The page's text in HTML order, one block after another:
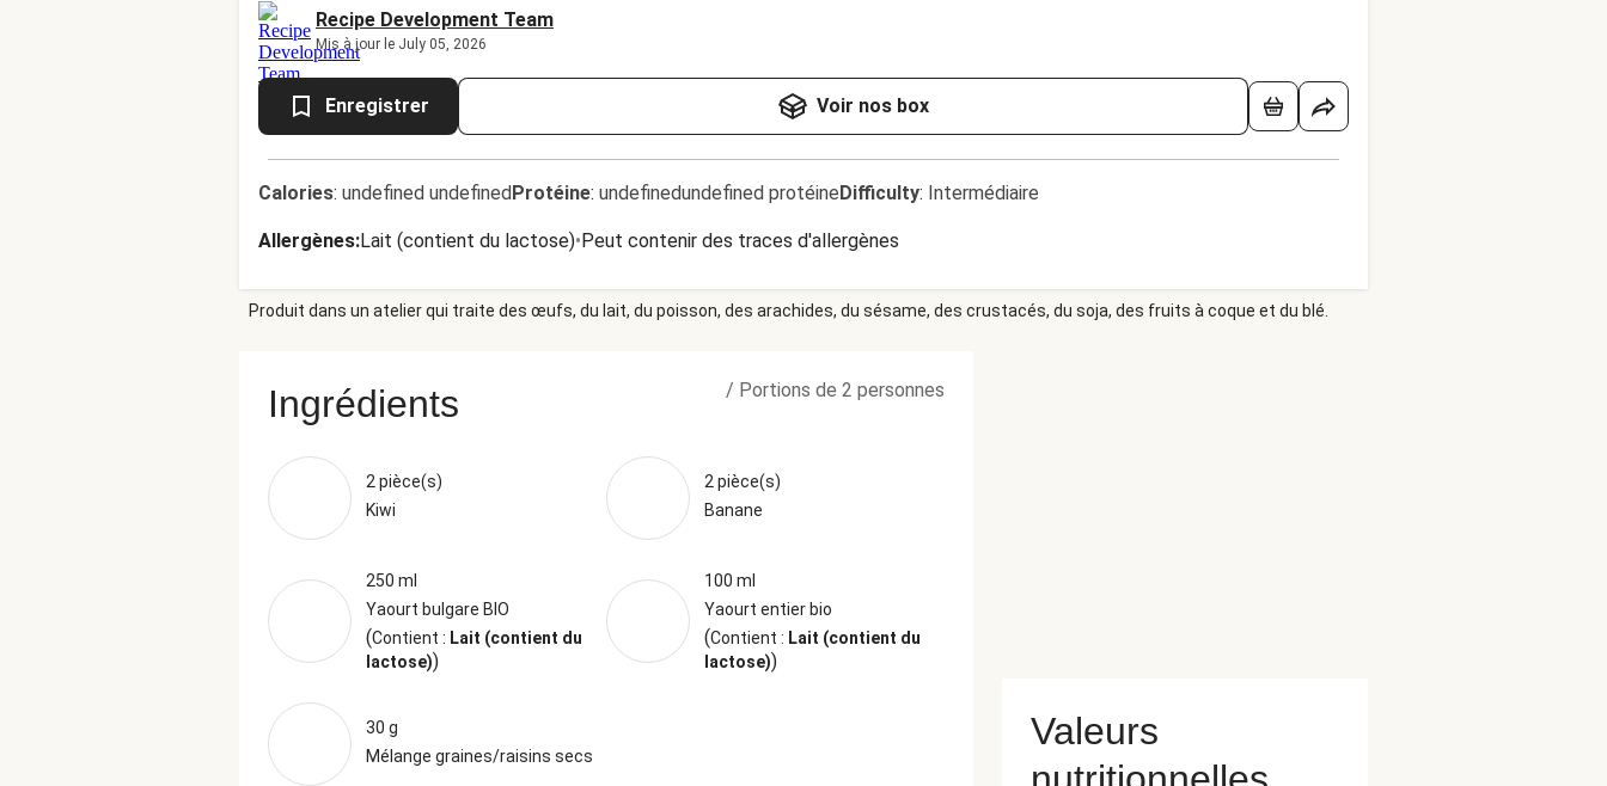
Recipe Development Team
Mis à jour le July 05, 2026
Enregistrer Voir nos box
Calories: undefined undefinedProtéine: undefinedundefined protéineDifficulty: Intermédiaire
Allergènes:Lait (contient du lactose)•Peut contenir des traces d'allergènes
Produit dans un atelier qui traite des œufs, du lait, du poisson, des arachides, du sésame, des crustacés, du soja, des fruits à coque et du blé.
Ingrédients / Portions de 2 personnes
2 pièce(s)
Kiwi
2 pièce(s)
Banane
250 ml
Yaourt bulgare BIO
(Contient : Lait (contient du
lactose))
100 ml
Yaourt entier bio
(Contient : Lait (contient du
lactose))
30 g
Mélange graines/raisins secs
Valeurs